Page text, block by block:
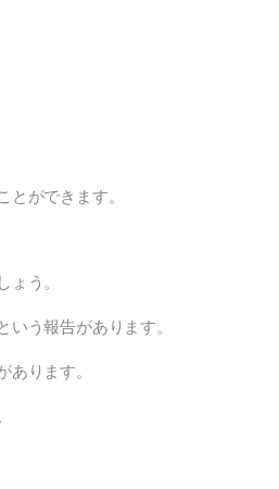
ができます。
う。
う報告があります。
ります。